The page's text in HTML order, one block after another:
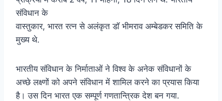
संविधान के
वास्तुकार, भारत रत्न से अलंकृत डॉ भीमराव अम्बेडकर समिति के
मुख्य थे.
भारतीय संविधान के निर्माताओं ने विश्व के अनेक संविधानों के
अच्छे लक्ष्णों को अपने संविधान में शामिल करने का प्रयास किया
है। उस दिन भारत एक सम्पूर्ण गणतान्त्रिक देश बन गया.